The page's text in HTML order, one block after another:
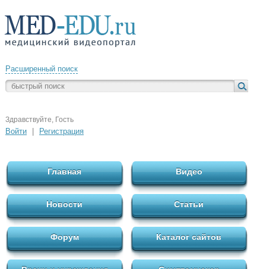
Расширенный поиск
Здравствуйте, Гость
Войти Регистрация
Главная Видео
Новости Статьи
Форум Каталог сайтов